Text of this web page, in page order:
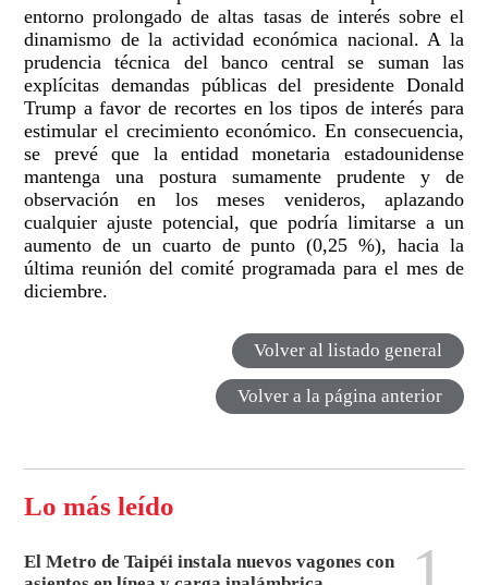
entorno prolongado de altas tasas de interés sobre el
dinamismo de la actividad económica nacional. A la
prudencia técnica del banco central se suman las
explícitas demandas públicas del presidente Donald
Trump a favor de recortes en los tipos de interés para
estimular el crecimiento económico. En consecuencia,
se prevé que la entidad monetaria estadounidense
mantenga una postura sumamente prudente y de
observación en los meses venideros, aplazando
cualquier ajuste potencial, que podría limitarse a un
aumento de un cuarto de punto (0,25 %), hacia la
última reunión del comité programada para el mes de
diciembre.
Volver al listado general
Volver a la página anterior
Lo más leído
El Metro de Taipéi instala nuevos vagones con